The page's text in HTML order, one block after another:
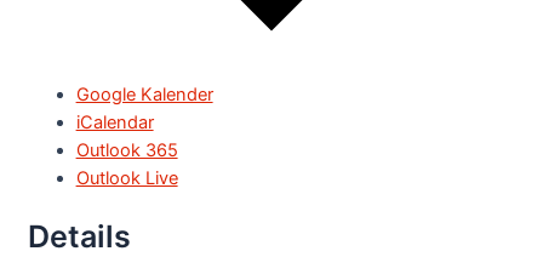
Google Kalender
iCalendar
Outlook 365
Outlook Live
Details